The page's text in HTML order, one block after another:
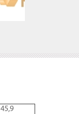
45,9